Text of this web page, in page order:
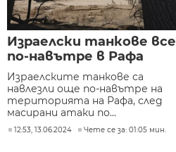
Израелски танкове все
по-навътре в Рафа
Израелските танкове са
навлезли още по-навътре на
територията на Рафа, след
масирани атаки по...
12:53, 13.06.2024 Чете се за: 01:05 мин.